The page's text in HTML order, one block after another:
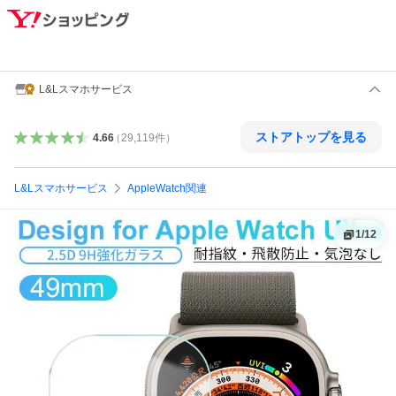
L&Lスマホサービス
4.66（ 29,119件） ストアトップを見る
L&Lスマホサービス AppleWatch関連
1/12